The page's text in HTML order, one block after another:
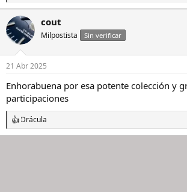
e
a
c
c
o
n
e
s
cout
Milpostista Sin verificar
21 Abr 2025
Enhorabuena por esa potente colección y
participaciones
R
e
Drácula